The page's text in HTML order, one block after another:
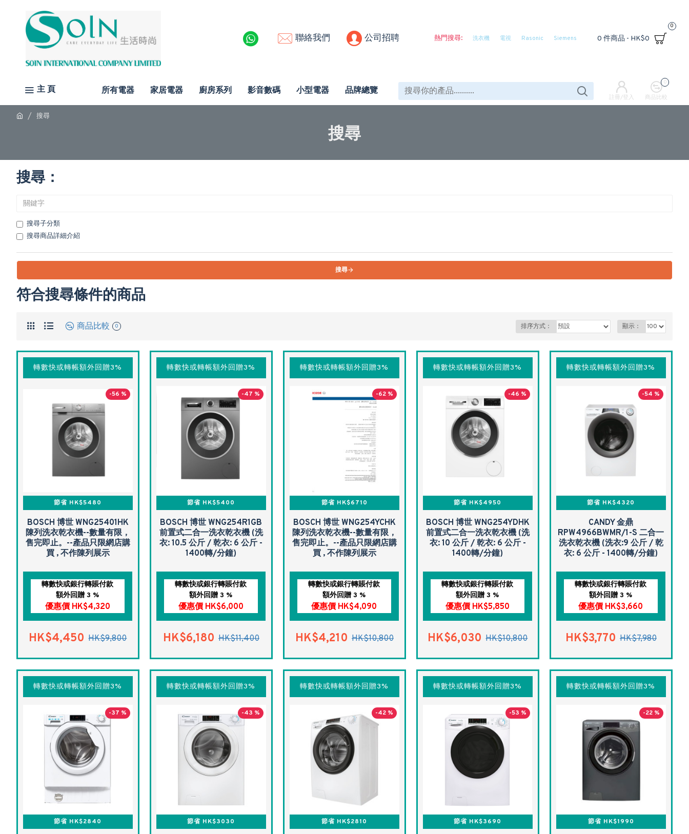
聯絡我們 公司招聘 熱門搜尋: 洗衣機 電視 Rasonic Siemens 0 件商品 - HK$0
0
主 頁 所有電器 家居電器 廚房系列 影音數碼 小型電器 品牌總覽
註冊/登入 商品比較
0
搜尋
搜尋
搜尋：
搜尋子分類
搜尋商品詳細介紹
搜尋
符合搜尋條件的商品
商品比較 0 排序方式： 顯示：
轉數快或轉帳額外回贈3%
-56 %
節省 HK$5480
BOSCH 博世 WNG25401HK
陳列洗衣乾衣機--數量有限，
售完即止。--產品只限網店購
買 , 不作陳列展示
轉數快或銀行轉賬付款
額外回贈 3 %
優惠價 HK$4,320
HK$4,450 HK$9,800
轉數快或轉帳額外回贈3%
-47 %
節省 HK$5400
BOSCH 博世 WNG254R1GB
前置式二合一洗衣乾衣機 (洗
衣: 10.5 公斤 / 乾衣: 6 公斤 -
1400轉/分鐘)
轉數快或銀行轉賬付款
額外回贈 3 %
優惠價 HK$6,000
HK$6,180 HK$11,400
轉數快或轉帳額外回贈3%
-62 %
節省 HK$6710
BOSCH 博世 WNG254YCHK
陳列洗衣乾衣機--數量有限，
售完即止。--產品只限網店購
買 , 不作陳列展示
轉數快或銀行轉賬付款
額外回贈 3 %
優惠價 HK$4,090
HK$4,210 HK$10,800
轉數快或轉帳額外回贈3%
-46 %
節省 HK$4950
BOSCH 博世 WNG254YDHK
前置式二合一洗衣乾衣機 (洗
衣: 10 公斤 / 乾衣: 6 公斤 -
1400轉/分鐘)
轉數快或銀行轉賬付款
額外回贈 3 %
優惠價 HK$5,850
HK$6,030 HK$10,800
轉數快或轉帳額外回贈3%
-54 %
節省 HK$4320
CANDY 金鼎
RPW4966BWMR/1-S 二合一
洗衣乾衣機 (洗衣:9 公斤 / 乾
衣: 6 公斤 - 1400轉/分鐘)
轉數快或銀行轉賬付款
額外回贈 3 %
優惠價 HK$3,660
HK$3,770 HK$7,980
轉數快或轉帳額外回贈3%
-37 %
節省 HK$2840
轉數快或轉帳額外回贈3%
-43 %
節省 HK$3030
轉數快或轉帳額外回贈3%
-42 %
節省 HK$2810
轉數快或轉帳額外回贈3%
-53 %
節省 HK$3690
轉數快或轉帳額外回贈3%
-22 %
節省 HK$1990